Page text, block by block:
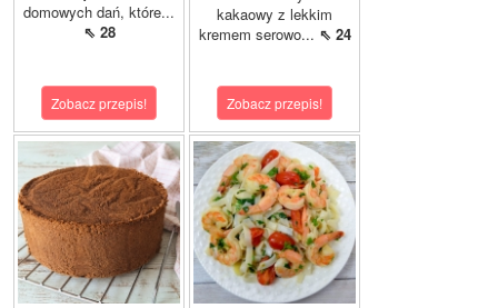
domowych dań, które...
⇖ 28
Zobacz przepis!
kakaowy z lekkim
kremem serowo... ⇖ 24
Zobacz przepis!